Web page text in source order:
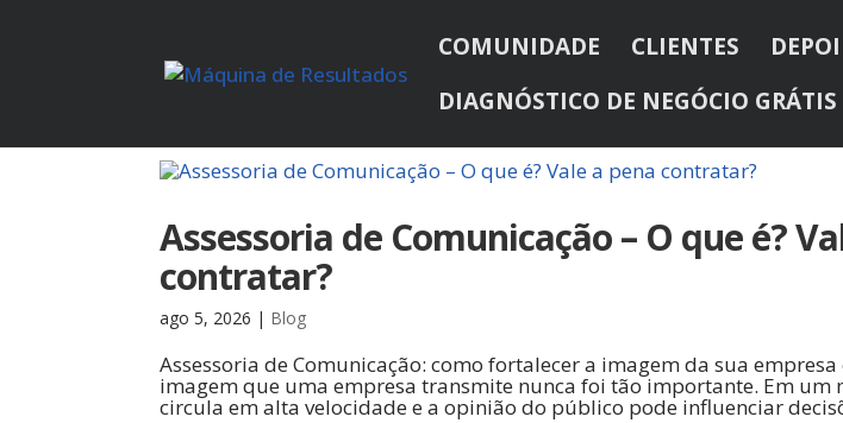
COMUNIDADE CLIENTES
DIAGNÓSTICO DE NEGÓCIO GRÁTIS
Assessoria de Comunicação – O que é?
contratar?
ago 5, 2026 | Blog
Assessoria de Comunicação: como fortalecer a imagem da sua
imagem que uma empresa transmite nunca foi tão importante. Em um
circula em alta velocidade e a opinião do público pode influenciar